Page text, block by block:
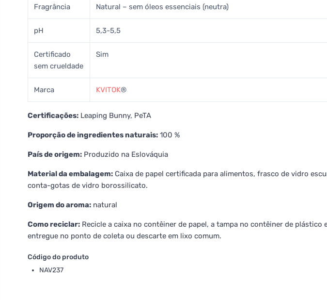
Fragrância Natural – sem óleos essenciais (neutra)
pH 5,3-5,5
Certificado
sem crueldade
Sim
Marca KVITOK®
Certificações: Leaping Bunny, PeTA
Proporção de ingredientes naturais: 100 %
País de origem: Produzido na Eslováquia
Material da embalagem: Caixa de papel certificada para alimentos, frasco de vidro
conta-gotas de vidro borossilicato.
Origem do aroma: natural
Como reciclar: Recicle a caixa no contêiner de papel, a tampa no contêiner de plástico
entregue no ponto de coleta ou descarte em lixo comum.
Código do produto
NAV237